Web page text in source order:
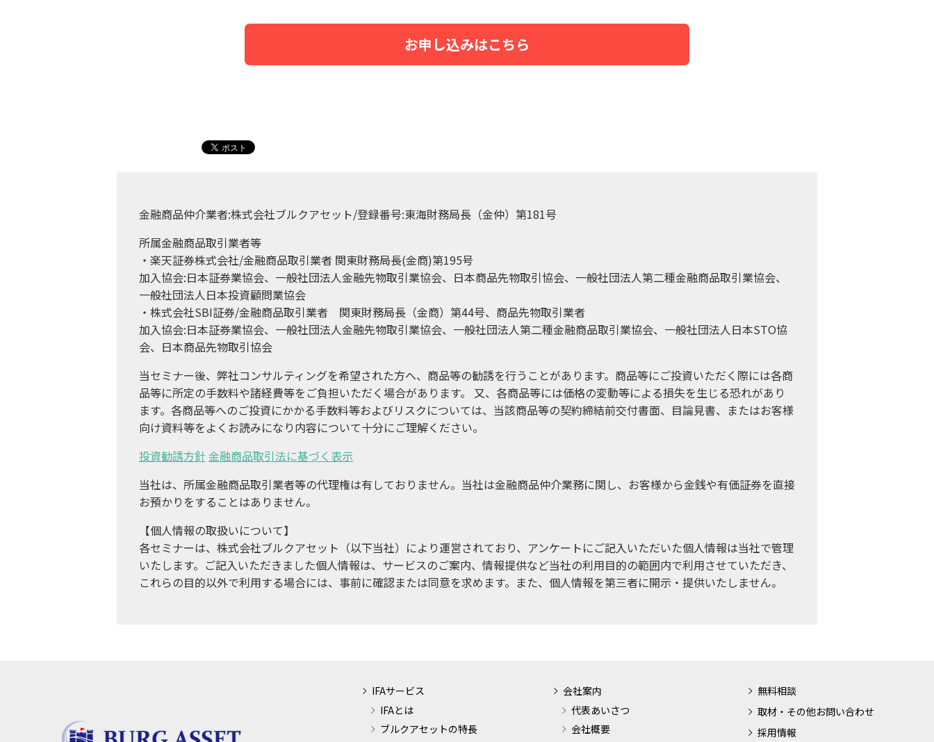
お申し込みはこちら
金融商品仲介業者:株式会社ブルクアセット/登録番号:東海財務局長（金仲）第181号
所属金融商品取引業者等
・楽天証券株式会社/金融商品取引業者 関東財務局長(金商)第195号
加入協会:日本証券業協会、一般社団法人金融先物取引業協会、日本商品先物取引協会、一般社団法人第二種金融商品取引業協会、
一般社団法人日本投資顧問業協会
・株式会社SBI証券/金融商品取引業者 関東財務局長（金商）第44号、商品先物取引業者
加入協会:日本証券業協会、一般社団法人金融先物取引業協会、一般社団法人第二種金融商品取引業協会、一般社団法人日本STO協
会、日本商品先物取引協会
当セミナー後、弊社コンサルティングを希望された方へ、商品等の勧誘を行うことがあります。商品等にご投資いただく際には各商
品等に所定の手数料や諸経費等をご負担いただく場合があります。 又、各商品等には価格の変動等による損失を生じる恐れがあり
ます。各商品等へのご投資にかかる手数料等およびリスクについては、当該商品等の契約締結前交付書面、目論見書、またはお客様
向け資料等をよくお読みになり内容について十分にご理解ください。
投資勧誘方針金融商品取引法に基づく表示
当社は、所属金融商品取引業者等の代理権は有しておりません。当社は金融商品仲介業務に関し、お客様から金銭や有価証券を直接
お預かりをすることはありません。
【個人情報の取扱いについて】
各セミナーは、株式会社ブルクアセット（以下当社）により運営されており、アンケートにご記入いただいた個人情報は当社で管理
いたします。ご記入いただきました個人情報は、サービスのご案内、情報提供など当社の利用目的の範囲内で利用させていただき、
これらの目的以外で利用する場合には、事前に確認または同意を求めます。また、個人情報を第三者に開示・提供いたしません。
IFAサービス
IFAとは
ブルクアセットの特長
会社案内
代表あいさつ
会社概要
無料相談
取材・その他お問い合わせ
採用情報